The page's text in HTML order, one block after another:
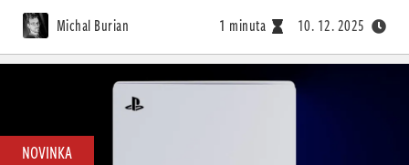
Michal Burian 1 minuta 10. 12. 2025
NOVINKA